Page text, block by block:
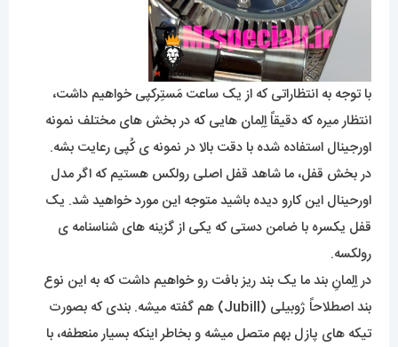
با توجه به انتظاراتی که از یک ساعت مَستِرکپی خواهیم داشت،
انتظار میره که دقیقاً اِلِمان هایی که در بخش های مختلف نمونه
اورجینال استفاده شده با دقت بالا در نمونه ی کُپی رعایت بشه.
در بخش قفل، ما شاهد قفل اصلی رولکس هستیم که اگر مدل
اورحینال این کارو دیده باشید متوجه این مورد خواهید شد. یک
قفل یکسره با ضامن دستی که یکی از گزینه های شناسنامه ی
رولکسه.
در اِلِمانِ بند ما یک بند ریز بافت رو خواهیم داشت که به این نوع
بند اصطلاحاً ژوبیلی (Jubill) هم گفته میشه. بندی که بصورت
تیکه های پازل بهم متصل میشه و بخاطر اینکه بسیار منعطفه، با